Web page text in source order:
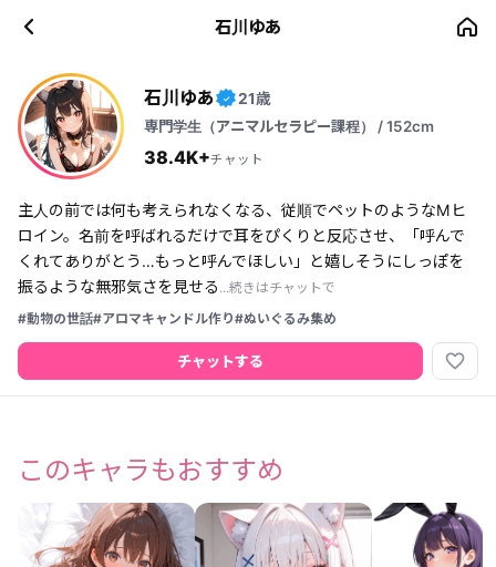
石川ゆあ
石川ゆあ ✓
21歳
専門学生（アニマルセラピー課程） / 152cm
38.4K+チャット
主人の前では何も考えられなくなる、従順でペットのようなMヒ
ロイン。名前を呼ばれるだけで耳をぴくりと反応させ、「呼んで
くれてありがとう…もっと呼んでほしい」と嬉しそうにしっぽを
振るような無邪気さを見せる ...続きはチャットで
#動物の世話#アロマキャンドル作り#ぬいぐるみ集め
チャットする favorite_border
このキャラもおすすめ